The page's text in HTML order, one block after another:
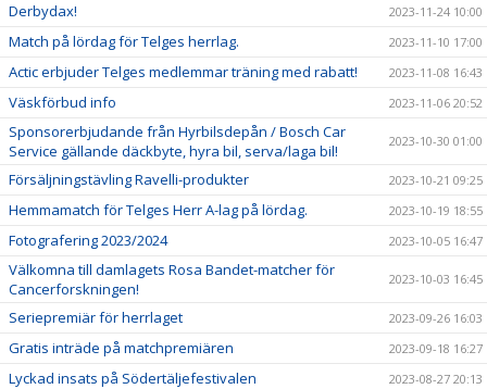
Derbydax! 2023-11-24 10:00
Match på lördag för Telges herrlag. 2023-11-10 17:00
Actic erbjuder Telges medlemmar träning med rabatt! 2023-11-08 16:43
Väskförbud info 2023-11-06 20:52
Sponsorerbjudande från Hyrbilsdepån / Bosch Car
Service gällande däckbyte, hyra bil, serva/laga bil!
2023-10-30 01:00
Försäljningstävling Ravelli-produkter 2023-10-21 09:25
Hemmamatch för Telges Herr A-lag på lördag. 2023-10-19 18:55
Fotografering 2023/2024 2023-10-05 16:47
Välkomna till damlagets Rosa Bandet-matcher för
Cancerforskningen!
2023-10-03 16:45
Seriepremiär för herrlaget 2023-09-26 16:03
Gratis inträde på matchpremiären 2023-09-18 16:27
Lyckad insats på Södertäljefestivalen 2023-08-27 20:13